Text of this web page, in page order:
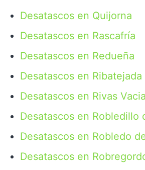
Desatascos en Quijorna
Desatascos en Rascafría
Desatascos en Redueña
Desatascos en Ribatejada
Desatascos en Rivas
Desatascos en Robledillo
Desatascos en Robledo
Desatascos en